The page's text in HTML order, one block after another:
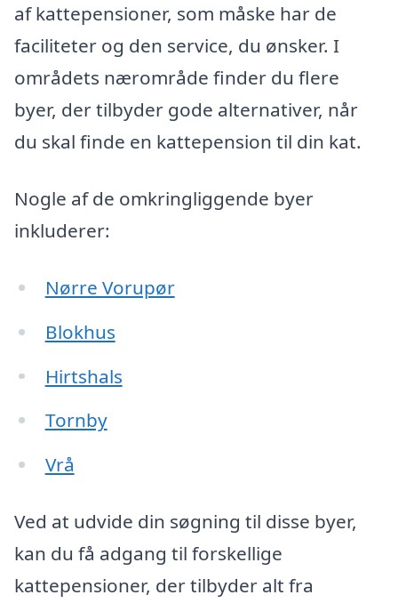
af kattepensioner, som måske har de
faciliteter og den service, du ønsker. I
områdets nærområde finder du flere
byer, der tilbyder gode alternativer, når
du skal finde en kattepension til din kat.
Nogle af de omkringliggende byer
inkluderer:
Nørre Vorupør
Blokhus
Hirtshals
Tornby
Vrå
Ved at udvide din søgning til disse byer,
kan du få adgang til forskellige
kattepensioner, der tilbyder alt fra